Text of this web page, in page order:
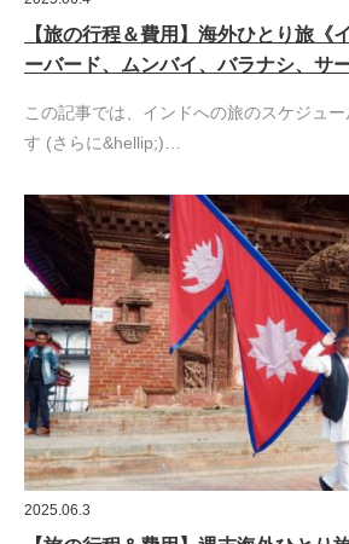
【旅の行程＆費用】海外ひとり旅《
ーバード、ムンバイ、バラナシ、サ
この記事では、インドへの旅のスケジュ
す (さらに&hellip;)…
2025.06.3